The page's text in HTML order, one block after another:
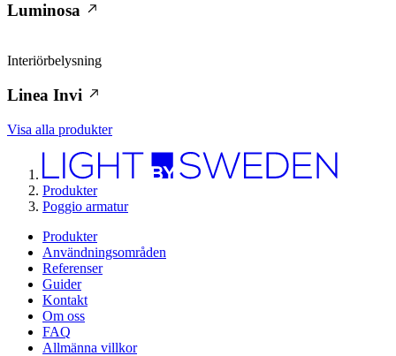
Luminosa
Interiörbelysning
Linea Invi
Visa alla produkter
Produkter
Poggio armatur
Produkter
Användningsområden
Referenser
Guider
Kontakt
Om oss
FAQ
Allmänna villkor